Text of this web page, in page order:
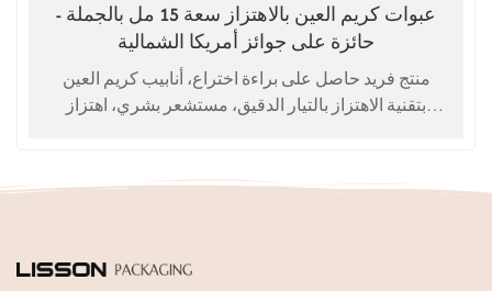
عبوات كريم العين بالاهتزاز سعة 15 مل بالجملة -
حائزة على جوائز أمريكا الشمالية
منتج فريد حاصل على براءة اختراع، أنابيب كريم العين
بتقنية الاهتزاز بالتيار الدقيق، مستشعر بشري، اهتزاز